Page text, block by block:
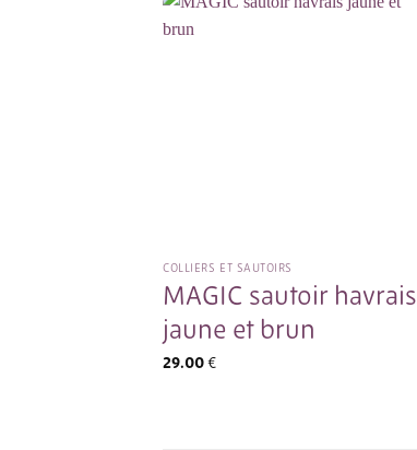
COLLIERS ET SAUTOIRS
MAGIC sautoir havrais
jaune et brun
29.00€